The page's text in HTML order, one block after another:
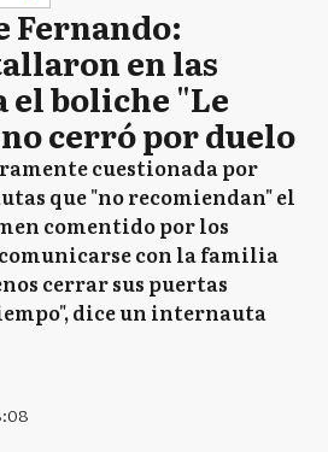
Fernando:
en las
el boliche "Le
cerró por duelo
cuestionada por
que "no recomiendan" el
comentido por los
con la familia
cerrar sus puertas
dice un internauta